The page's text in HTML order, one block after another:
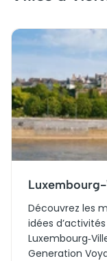
Découvrez les
idées
Generation